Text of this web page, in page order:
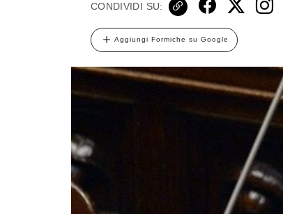
CONDIVIDI SU:
Aggiungi Formiche su Google